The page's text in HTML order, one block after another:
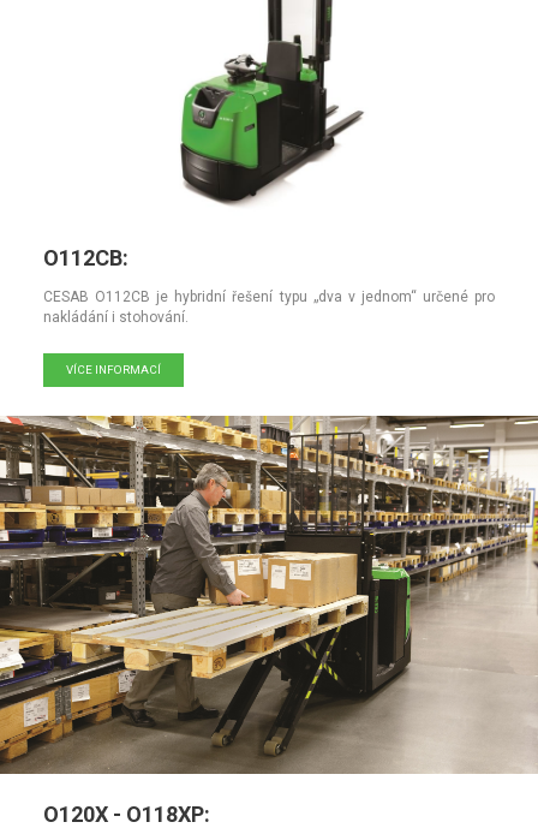
O112CB:
CESAB O112CB je hybridní řešení typu „dva v jednom“ určené pro
nakládání i stohování.
VÍCE INFORMACÍ
O120X - O118XP: